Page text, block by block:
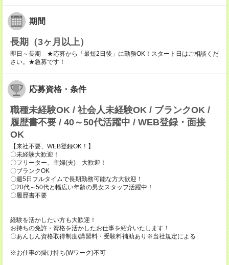
期間
長期（3ヶ月以上）
即日～長期 ★応募から「最短2日後」に勤務OK！スタート日はご相談くだ
さい。★急募です！
応募資格・条件
職種未経験OK / 社会人未経験OK / ブランクOK /
履歴書不要 / 40～50代活躍中 / WEB登録・面接
OK
【来社不要、WEB登録OK！】
〇未経験大歓迎！
〇フリーター、主婦(夫) 大歓迎！
〇ブランクOK
〇週5日フルタイムで長期勤務可能な方大歓迎！
〇20代～50代と幅広い年齢の男女スタッフ活躍中！
〇履歴書不要
経験を活かしたい方も大歓迎！
お持ちの免許・資格を活かしたお仕事を紹介いたします！
〇あんしん資格取得制度/講習料・受験料補助あり※当社規定による
※お仕事の掛け持ち(Wワーク)不可